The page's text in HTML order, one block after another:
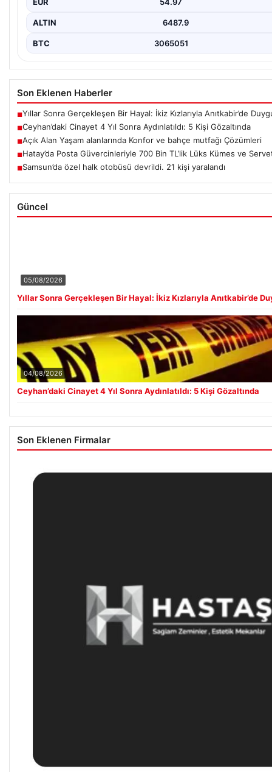
ALTIN 6487.9
BTC 3065051
Son Eklenen Haberler
■Yıllar Sonra Gerçekleşen Bir Hayal: İkiz Kızlarıyla Anıtkabir’de
■Ceyhan’daki Cinayet 4 Yıl Sonra Aydınlatıldı: 5 Kişi Gözaltında
■Açık Alan Yaşam alanlarında Konfor ve bahçe mutfağı Çözümleri
■Hatay’da Posta Güvercinleriyle 700 Bin TL’lik Lüks Kümes ve
■Samsun’da özel halk otobüsü devrildi. 21 kişi yaralandı
Güncel
05/08/2026
Yıllar Sonra Gerçekleşen Bir Hayal: İkiz Kızlarıyla Anıtkabir’de
04/08/2026
Ceyhan’daki Cinayet 4 Yıl Sonra Aydınlatıldı: 5 Kişi Gözaltında
Son Eklenen Firmalar